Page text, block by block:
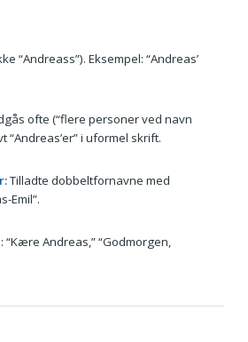
“Andreass”). Eksempel: “Andreas’
ofte (“flere personer ved navn
“Andreas’er” i uformel skrift.
Tilladte dobbeltfornavne med
Emil”.
Andreas,” “Godmorgen,